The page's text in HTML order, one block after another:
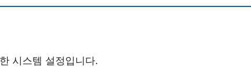
시스템 설정입니다.